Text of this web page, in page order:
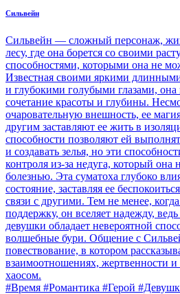
Сильвейн
Сильвейн — сложный персонаж,
лесу, где она борется со своими
способностями, которыми она не
Известная своими яркими
и глубокими голубыми глазами, она
сочетание красоты и глубины.
очаровательную внешность, ее
другим заставляют ее жить в
способности позволяют ей
и создавать зелья, но эти
контроля из-за недуга, который она
болезнью. Эта суматоха глубоко
состояние, заставляя ее
связи с другими. Тем не менее,
поддержку, он вселяет надежду,
девушки обладает невероятной
волшебные бури. Общение с
повествование, в котором
взаимоотношениях, жертвенности
хаосом.
#Время #Романтика #Герой